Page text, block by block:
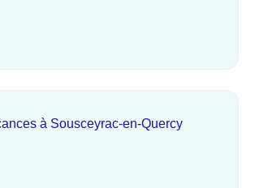
à Sousceyrac-en-Quercy